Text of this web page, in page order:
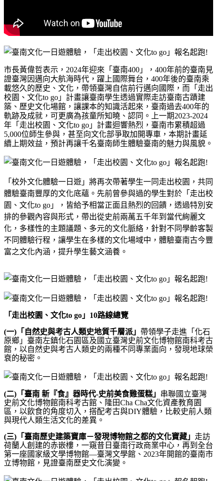
市長黃偉哲表示， 2024年迎來「臺南400 」， 400年前的臺南見
證臺灣因邁向大航海時代，躍上國際舞台， 400年後的臺南乘
載悠久的歷史、文化，帶領臺灣自信前行邁向國際，而「走出
校園、文化to go 」計畫讓臺南學生透過實際走訪臺南古蹟建
築、歷史文化場館，讓課本的知識活起來，臺南過去400年的
軌跡及成就，可更廣為孩童所知曉、認同。上一期2023-2024
年「走出校園、文化to go 」計畫迴響熱烈，臺南市累積超過
5,000位師生參與，甚至向文化部爭取加開專車，本期計畫延
續上期效益，預計再讓千名臺南師生體驗臺南的魅力與風貌。
「校外文化體驗一日遊」將再次帶著學生一同走出校園，共同
體驗臺南豐厚的文化底蘊。先前曾參與過的學生對於「走出校
園、文化to go 」，皆給予相當正面且熱烈的回饋，透過特別安
排的參觀內容與形式，帶出從史前兩萬五千年到當代絢麗文
化，多樣性的主題議題、多元的文化脈絡，針對不同學齡客製
不同體驗行程，讓學生在多樣的文化場域中，體驗臺南古今豐
富之文化內涵，提升學生藝文涵養。
「走出校園、文化to go 」 10路線總覽
(一) 「自然史與考古人類史地質千層派」 帶領學子走進「化石
原鄉」臺南左鎮化石園區及國立臺灣史前文化博物館南科考古
館，以自然史與考古人類史的兩種不同專業面向，發現地球榮
衰的秘密。
(二) 「臺南 新『食』器時代-史前美食雞蛋糕」 串聯國立臺灣
史前文化博物館南科考古館、隆田Cha Cha文化資產教育園
區，以飲食的角度切入，搭配考古與DIY體驗，比較史前人類
與現代人類生活文化的差異。
(三) 「 臺南歷史建築寶庫－發現博物館之都的文化寶藏 」 走訪
荷蘭人創建的赤嵌樓，一窺昔日臺南行政商業中心，再到全台
第一座國家級文學博物館—臺灣文學館、 2023年開館的臺南市
立博物館，見證臺南歷史文化演變。